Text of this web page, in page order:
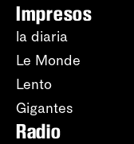
Impresos
la diaria
Le Monde
Lento
Gigantes
Radio